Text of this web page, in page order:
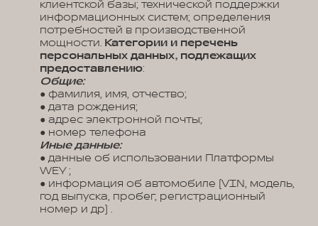
клиентской базы; технической поддержки
информационных систем; определения
потребностей в производственной
мощности. Категории и перечень
персональных данных, подлежащих
предоставлению:
Общие:
● фамилия, имя, отчество;
● дата рождения;
● адрес электронной почты;
● номер телефона
Иные данные:
● данные об использовании Платформы
WEY ;
● информация об автомобиле (VIN, модель,
год выпуска, пробег, регистрационный
номер и др) .